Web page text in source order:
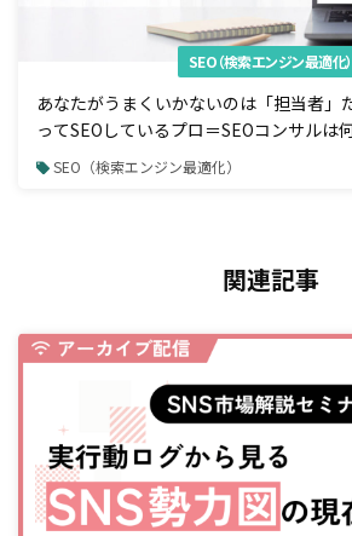
SEO（検索エンジン最適化）
あなたがうまくいかないのは「担当者」
ってSEOしているプロ＝SEOコンサルは
SEO（検索エンジン最適化）
関連記事